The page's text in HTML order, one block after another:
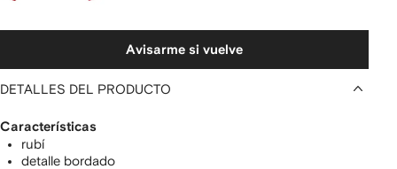
Avisarme si vuelve
DETALLES DEL PRODUCTO
Características
rubí
detalle bordado